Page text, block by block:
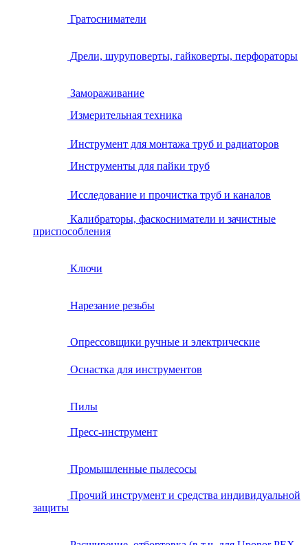
Гратосниматели
Дрели, шуруповерты, гайковерты, перфораторы
Замораживание
Измерительная техника
Инструмент для монтажа труб и радиаторов
Инструменты для пайки труб
Исследование и прочистка труб и каналов
Калибраторы, фаскосниматели и зачистные
приспособления
Ключи
Нарезание резьбы
Опрессовщики ручные и электрические
Оснастка для инструментов
Пилы
Пресс-инструмент
Промышленные пылесосы
Прочий инструмент и средства индивидуальной
защиты